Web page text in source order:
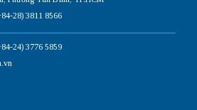
28) 3811 8566
24) 3776 5859